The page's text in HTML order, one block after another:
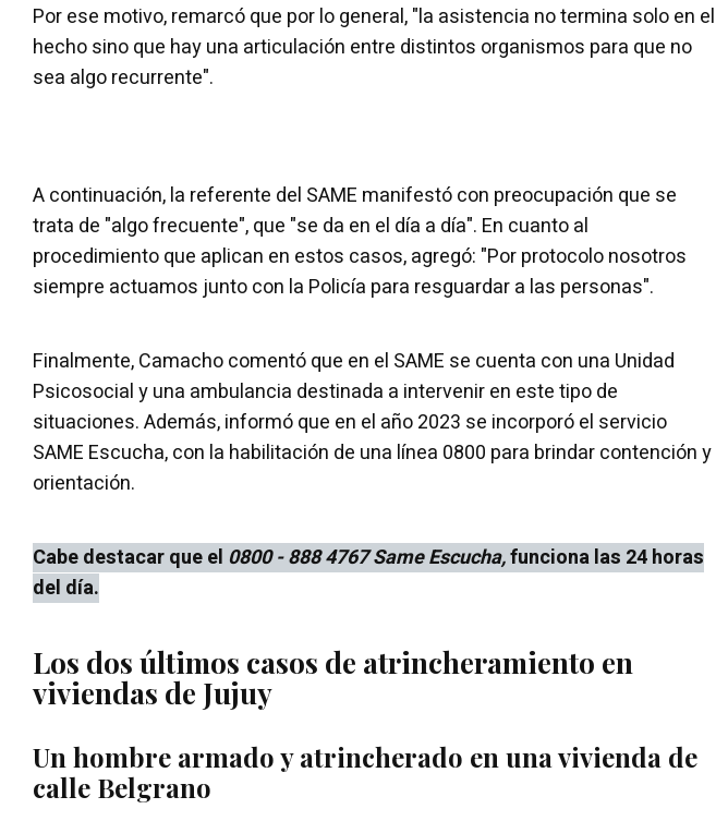
Por ese motivo, remarcó que por lo general, "la asistencia no termina solo en el
hecho sino que hay una articulación entre distintos organismos para que no
sea algo recurrente".
A continuación, la referente del SAME manifestó con preocupación que se
trata de "algo frecuente", que "se da en el día a día". En cuanto al
procedimiento que aplican en estos casos, agregó: "Por protocolo nosotros
siempre actuamos junto con la Policía para resguardar a las personas".
Finalmente, Camacho comentó que en el SAME se cuenta con una Unidad
Psicosocial y una ambulancia destinada a intervenir en este tipo de
situaciones. Además, informó que en el año 2023 se incorporó el servicio
SAME Escucha, con la habilitación de una línea 0800 para brindar contención y
orientación.
Cabe destacar que el 0800 - 888 4767 Same Escucha,funciona las 24 horas
del día.
Los dos últimos casos de atrincheramiento en
viviendas de Jujuy
Un hombre armado y atrincherado en una vivienda de
calle Belgrano